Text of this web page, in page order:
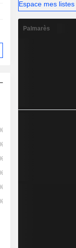
Espace mes listes
Palmarès